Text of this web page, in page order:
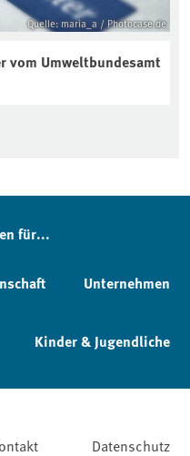
Quelle: maria_a / Photocase.de
vom Umweltbundesamt
für...
Unternehmen
Kinder & Jugendliche
Datenschutz